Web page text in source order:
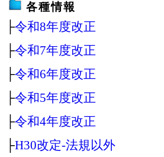
各種情報
├令和8年度改正
├令和7年度改正
├令和6年度改正
├令和5年度改正
├令和4年度改正
├H30改定‐法規以外